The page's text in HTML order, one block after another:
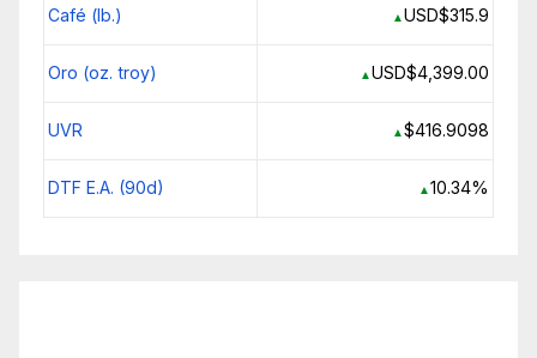
Café (lb.) ▲USD$315.9
Oro (oz. troy) ▲USD$4,399.00
UVR ▲$416.9098
DTF E.A. (90d) ▲10.34%